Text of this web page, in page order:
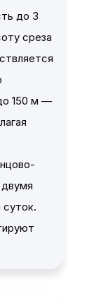
до 3
среза
150 м —